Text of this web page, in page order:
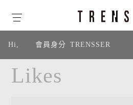
Hi, 會員身分 TRENSSER
Likes